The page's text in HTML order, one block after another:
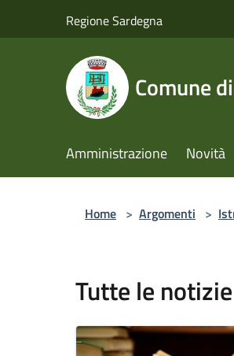
Regione Sardegna
Comune
Amministrazione Novità
Home > Argomenti >
Tutte le